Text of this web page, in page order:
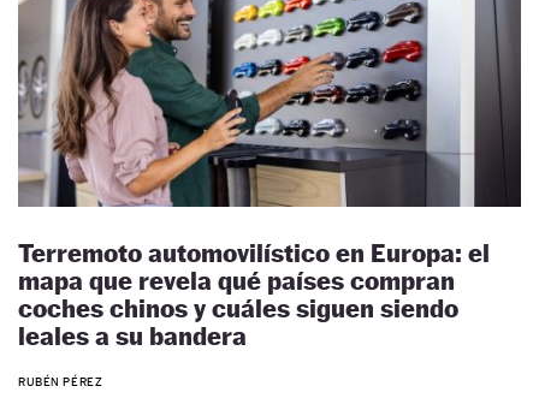
Terremoto automovilístico en Europa: el
mapa que revela qué países compran
coches chinos y cuáles siguen siendo
leales a su bandera
RUBÉN PÉREZ